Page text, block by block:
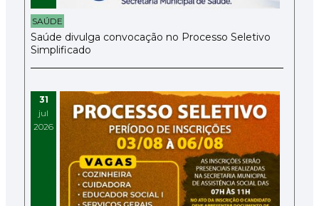
SAÚDE
Saúde divulga convocação no Processo Seletivo
Simplificado
31
jul
2026